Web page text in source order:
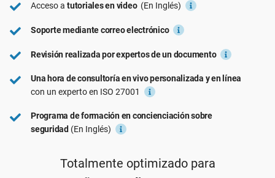
ISO 14001
ISO 45001
ISO 13485
MDR UE
ISO 20000
Transporte y distribución
Educación
Telecomunicaciones
Banca y finanzas
Gobernanza
Acceso a tutoriales en video (En Inglés)
Soporte mediante correo electrónico
Revisión realizada por expertos de un documento
Una hora de consultoría en vivo personalizada y en línea
con un experto en ISO 27001
Programa de formación en concienciación sobre
seguridad (En Inglés)
Totalmente optimizado para